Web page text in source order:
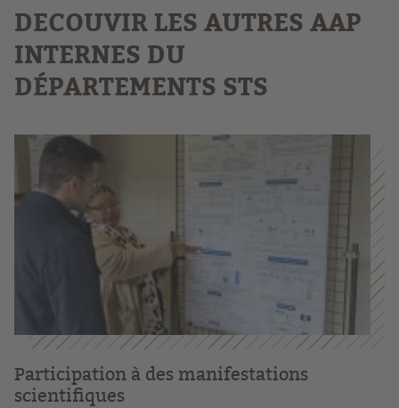
DECOUVIR LES AUTRES AAP
INTERNES DU
DÉPARTEMENTS STS
Participation à des manifestations
scientifiques